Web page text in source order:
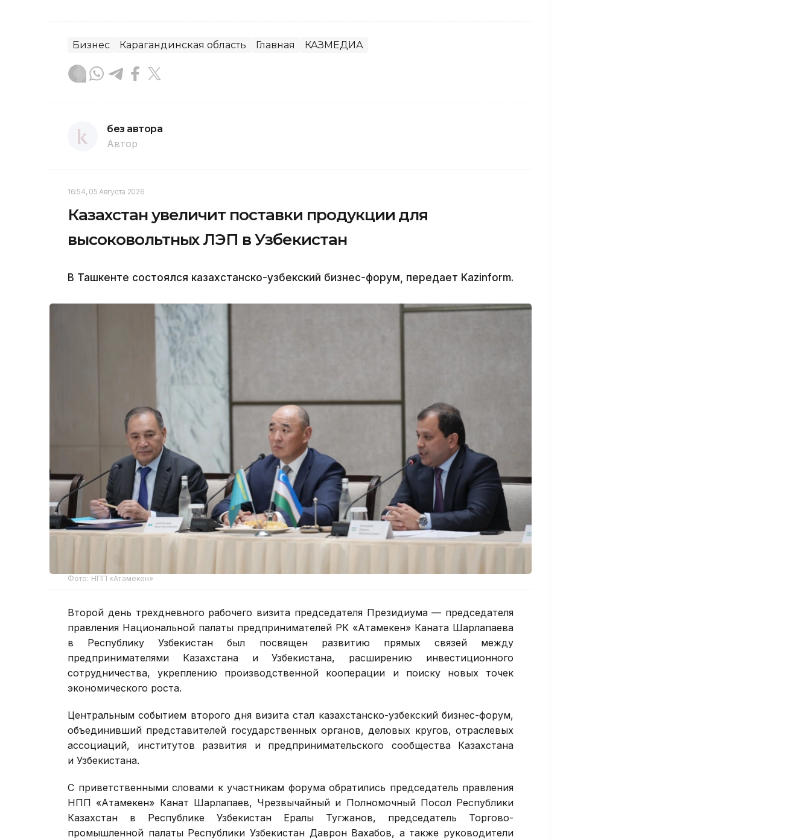
Бизнес Карагандинская область Главная КАЗМЕДИА
без автора
Автор
16:54, 05 Августа 2026
Казахстан увеличит поставки продукции для
высоковольтных ЛЭП в Узбекистан
В Ташкенте состоялся казахстанско-узбекский бизнес-форум, передает Kazinform.
Фото: НПП «Атамекен»
Второй день трехдневного рабочего визита председателя Президиума — председателя
правления Национальной палаты предпринимателей РК «Атамекен» Каната Шарлапаева
в Республику Узбекистан был посвящен развитию прямых связей между
предпринимателями Казахстана и Узбекистана, расширению инвестиционного
сотрудничества, укреплению производственной кооперации и поиску новых точек
экономического роста.
Центральным событием второго дня визита стал казахстанско-узбекский бизнес-форум,
объединивший представителей государственных органов, деловых кругов, отраслевых
ассоциаций, институтов развития и предпринимательского сообщества Казахстана
и Узбекистана.
С приветственными словами к участникам форума обратились председатель правления
НПП «Атамекен» Канат Шарлапаев, Чрезвычайный и Полномочный Посол Республики
Казахстан в Республике Узбекистан Ералы Тугжанов, председатель Торгово-
промышленной палаты Республики Узбекистан Даврон Вахабов, а также руководители